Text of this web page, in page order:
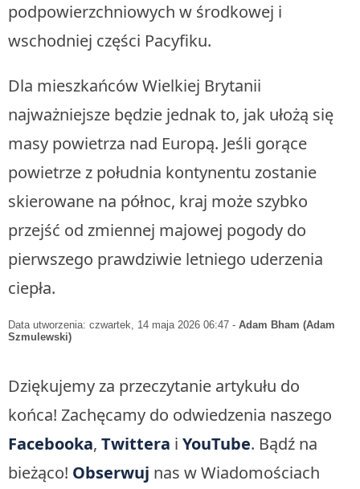
podpowierzchniowych w środkowej i
wschodniej części Pacyfiku.
Dla mieszkańców Wielkiej Brytanii
najważniejsze będzie jednak to, jak ułożą się
masy powietrza nad Europą. Jeśli gorące
powietrze z południa kontynentu zostanie
skierowane na północ, kraj może szybko
przejść od zmiennej majowej pogody do
pierwszego prawdziwie letniego uderzenia
ciepła.
Data utworzenia: czwartek, 14 maja 2026 06:47 - Adam Bham (Adam
Szmulewski)
Dziękujemy za przeczytanie artykułu do
końca! Zachęcamy do odwiedzenia naszego
Facebooka, Twittera i YouTube. Bądź na
bieżąco! Obserwuj nas w Wiadomościach